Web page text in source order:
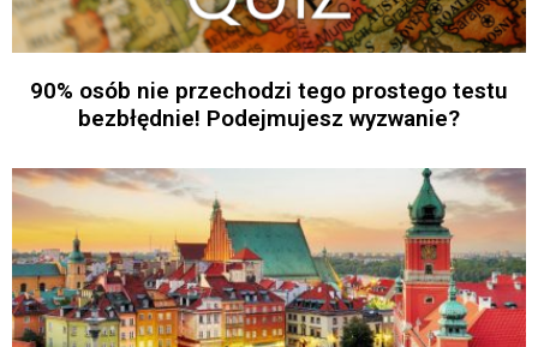
90% osób nie przechodzi tego prostego testu
bezbłędnie! Podejmujesz wyzwanie?